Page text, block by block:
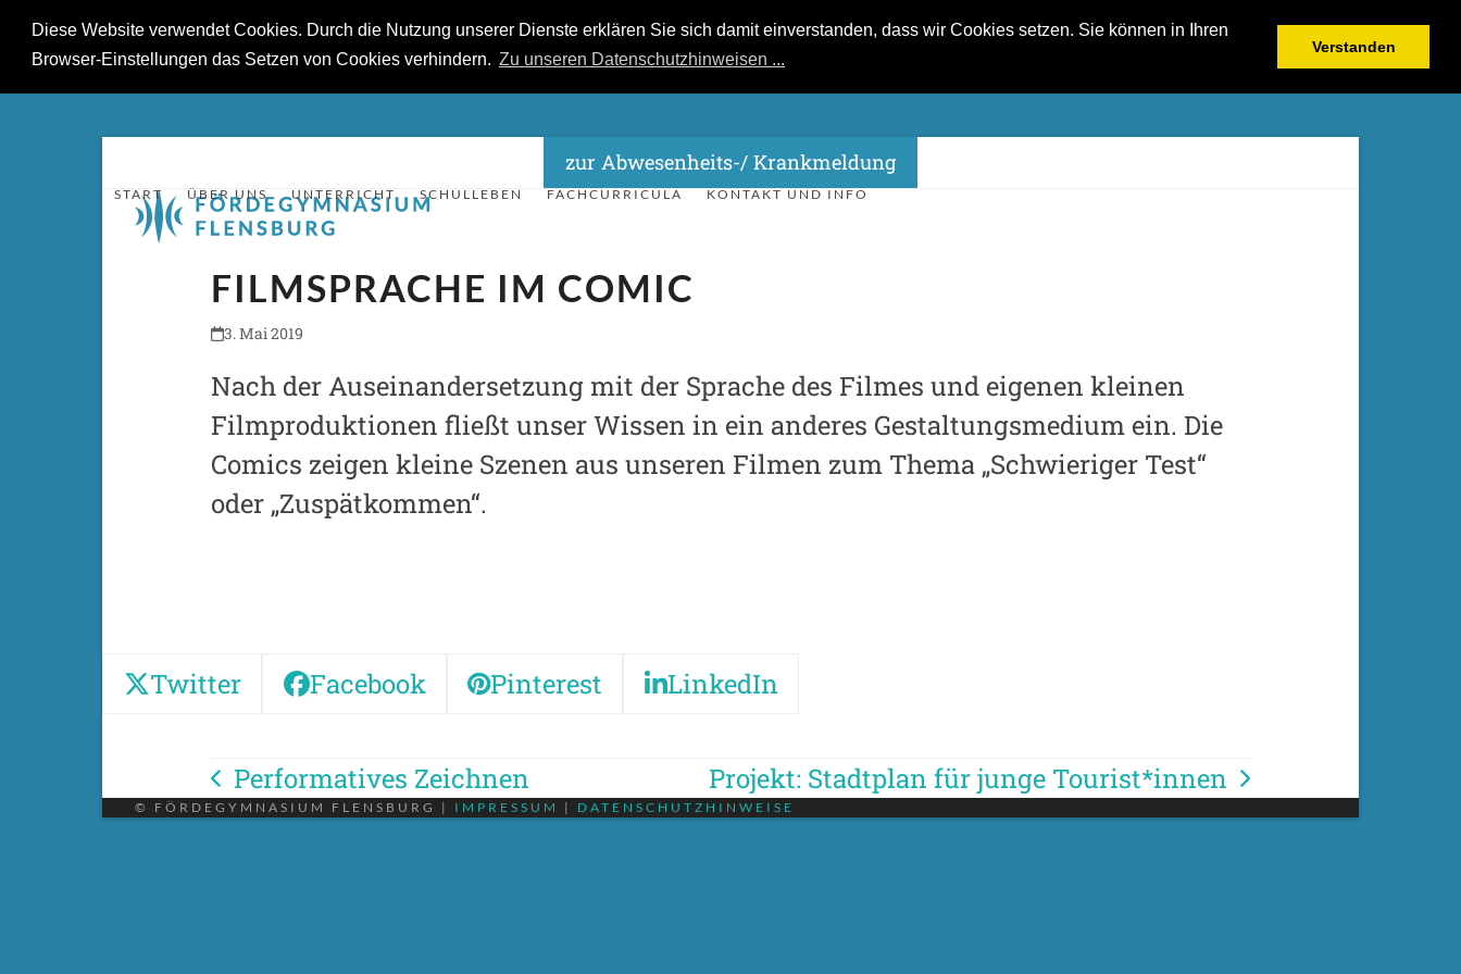
Diese Website verwendet Cookies. Durch die Nutzung unserer Dienste erklären Sie sich damit einverstanden, dass wir Cookies setzen. Sie können in Ihren
Browser-Einstellungen das Setzen von Cookies verhindern. Zu unseren Datenschutzhinweisen ...
Verstanden
zur Abwesenheits-/ Krankmeldung
START ÜBER UNS UNTERRICHT SCHULLEBEN FACHCURRICULA KONTAKT UND INFO
FILMSPRACHE IM COMIC
3. Mai 2019
Nach der Auseinandersetzung mit der Sprache des Filmes und eigenen kleinen
Filmproduktionen fließt unser Wissen in ein anderes Gestaltungsmedium ein. Die
Comics zeigen kleine Szenen aus unseren Filmen zum Thema „Schwieriger Test“
oder „Zuspätkommen“.
Twitter Facebook Pinterest LinkedIn
vorheriger
Performatives Zeichnen
Nächster
Projekt: Stadtplan für junge Tourist*innen
© FÖRDEGYMNASIUM FLENSBURG | IMPRESSUM | DATENSCHUTZHINWEISE